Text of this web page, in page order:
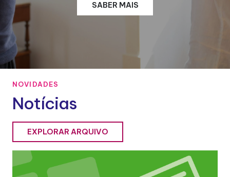
SABER MAIS
NOVIDADES
Notícias
EXPLORAR ARQUIVO